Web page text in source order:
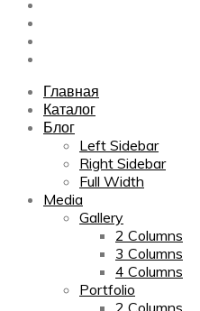
Главная
Каталог
Блог
Left Sidebar
Right Sidebar
Full Width
Media
Gallery
2 Columns
3 Columns
4 Columns
Portfolio
2 Columns